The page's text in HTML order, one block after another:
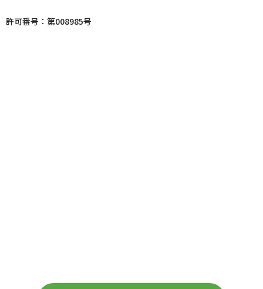
許可番号：第008985号